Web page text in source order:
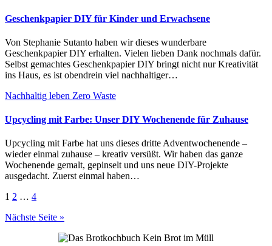
Geschenkpapier DIY für Kinder und Erwachsene
Von Stephanie Sutanto haben wir dieses wunderbare
Geschenkpapier DIY erhalten. Vielen lieben Dank nochmals dafür.
Selbst gemachtes Geschenkpapier DIY bringt nicht nur Kreativität
ins Haus, es ist obendrein viel nachhaltiger…
Nachhaltig leben Zero Waste
Upcycling mit Farbe: Unser DIY Wochenende für Zuhause
Upcycling mit Farbe hat uns dieses dritte Adventwochenende –
wieder einmal zuhause – kreativ versüßt. Wir haben das ganze
Wochenende gemalt, gepinselt und uns neue DIY-Projekte
ausgedacht. Zuerst einmal haben…
Seitennummerierung
der
1 2 … 4
Nächste Seite »